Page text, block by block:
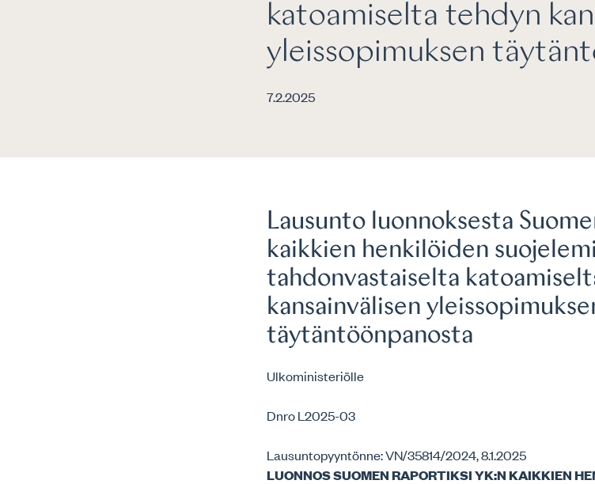
katoamiselta tehdyn
yleissopimuksen
7.2.2025
Lausunto luonnoksesta
kaikkien henkilöiden
tahdonvastaiselta
kansainvälisen
täytäntöönpanosta
Ulkoministeriölle
Dnro L2025-03
Lausuntopyyntönne: VN/35814/2024, 8.1.2025
LUONNOS SUOMEN RAPORTIKSI YK:N KAIKKIEN